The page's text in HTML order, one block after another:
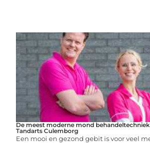
De meest moderne mond
Tandarts Culemborg
Een mooi en gezond gebit is voor veel